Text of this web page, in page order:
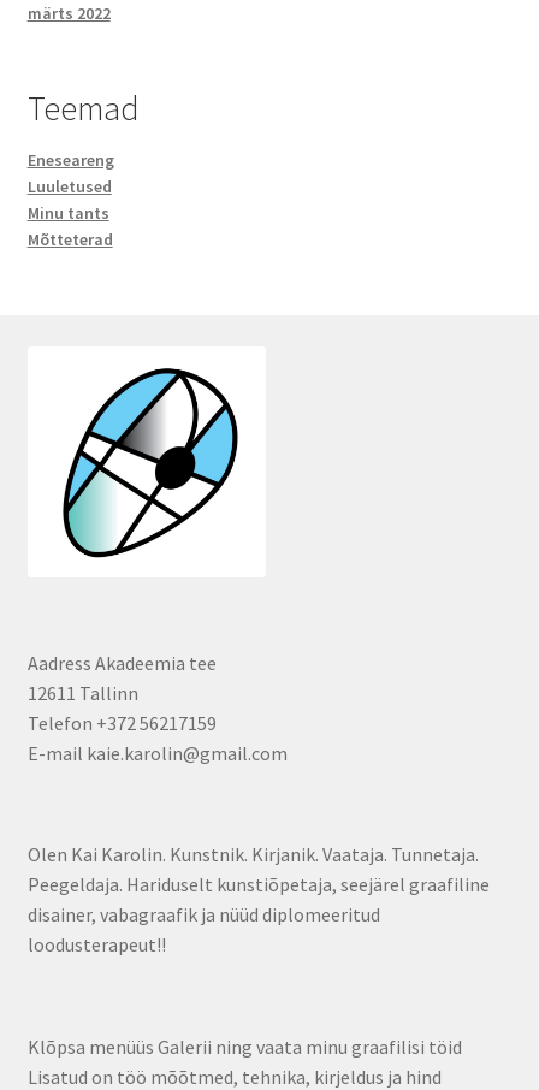
märts 2022
Teemad
Eneseareng
Luuletused
Minu tants
Mõtteterad
Aadress Akadeemia tee
12611 Tallinn
Telefon +372 56217159
E-mail kaie.karolin@gmail.com
Olen Kai Karolin. Kunstnik. Kirjanik. Vaataja. Tunnetaja.
Peegeldaja. Hariduselt kunstiõpetaja, seejärel graafiline
disainer, vabagraafik ja nüüd diplomeeritud
loodusterapeut!!
Klõpsa menüüs Galerii ning vaata minu graafilisi töid
Lisatud on töö mõõtmed, tehnika, kirjeldus ja hind